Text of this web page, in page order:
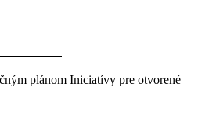
plánom Iniciatívy pre otvorené